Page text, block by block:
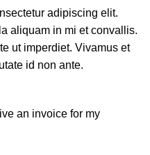
adipiscing elit.
aliquam in mi et convallis.
ut imperdiet. Vivamus et
id non ante.
an invoice for my